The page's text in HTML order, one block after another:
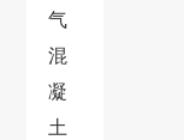
气
混
凝
土